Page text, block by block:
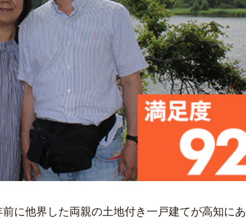
に他界した両親の土地付き一戸建てが高知にあ